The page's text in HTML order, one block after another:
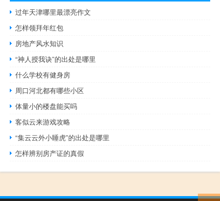
过年天津哪里最漂亮作文
怎样领拜年红包
房地产风水知识
“神人授我诀”的出处是哪里
什么学校有健身房
周口河北都有哪些小区
体量小的楼盘能买吗
客似云来游戏攻略
“集云云外小睡虎”的出处是哪里
怎样辨别房产证的真假